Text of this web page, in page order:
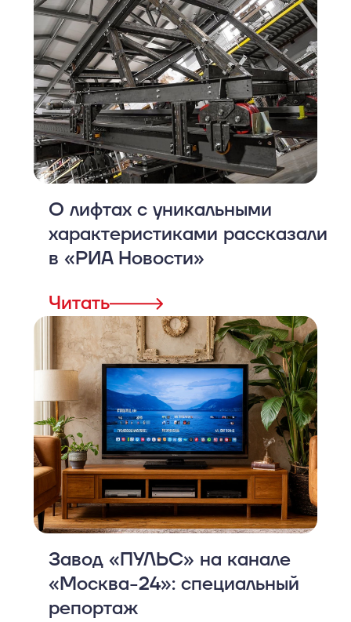
О лифтах с уникальными
характеристиками рассказали
в «РИА Новости»
Читать
Завод «ПУЛЬС» на канале
«Москва-24»: специальный
репортаж